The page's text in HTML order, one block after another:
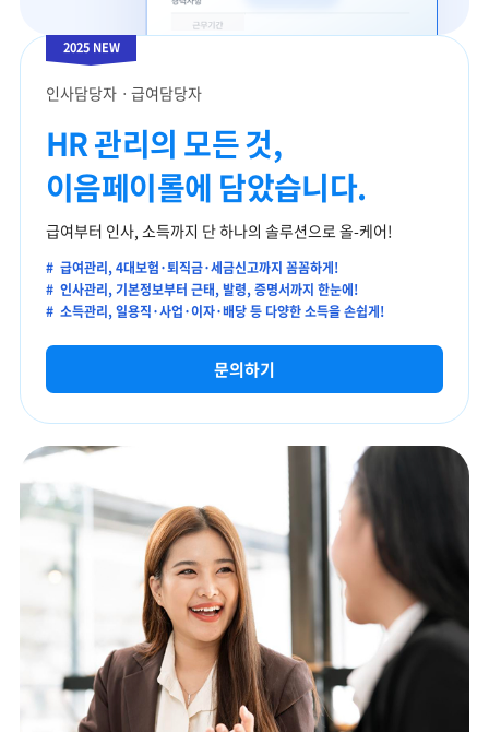
2025 NEW
인사담당자ㆍ급여담당자
HR 관리의 모든 것,
이음페이롤에 담았습니다.
급여부터 인사, 소득까지 단 하나의 솔루션으로 올-케어!
# 급여관리,4대보험·퇴직금·세금신고까지 꼼꼼하게!
# 인사관리,기본정보부터 근태, 발령, 증명서까지 한눈에!
# 소득관리,일용직·사업·이자·배당 등 다양한 소득을 손쉽게!
문의하기